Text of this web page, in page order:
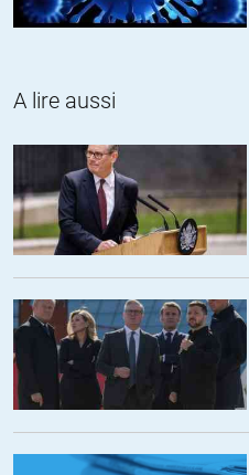
A lire aussi